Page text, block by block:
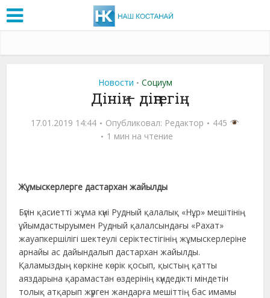
Новости • Социум
Дінің – діңгегің
17.01.2019 14:44 Опубликовал: Редактор
445
1 мин на чтение
Жұмыскерлерге дастархан жайылды
Бүгін қасиетті жұма күні Рудный қалалық «Нұр» мешітінің
ұйымдастыруымен Рудный қалалсындағы «Рахат»
жауапкершілігі шектеулі серіктестігінің жұмыскерлеріне
арнайы ас дайындалып дастархан жайылды.
Қаламыздың көркіне көрік қосып, қыстың қатты
аяздарына қарамастан өздерінің күндедікті міндетін
толық атқарып жүрген жандарға мешіттің бас имамы